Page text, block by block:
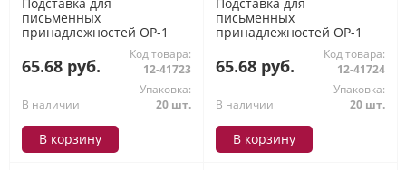
письменных
принадлежностей ОР-1
65.68 руб.
Код товара:
12-41723
В наличии
Упаковка:
20 шт.
В корзину
письменных
принадлежностей ОР-1
65.68 руб.
Код товара:
12-41724
В наличии
Упаковка:
20 шт.
В корзину